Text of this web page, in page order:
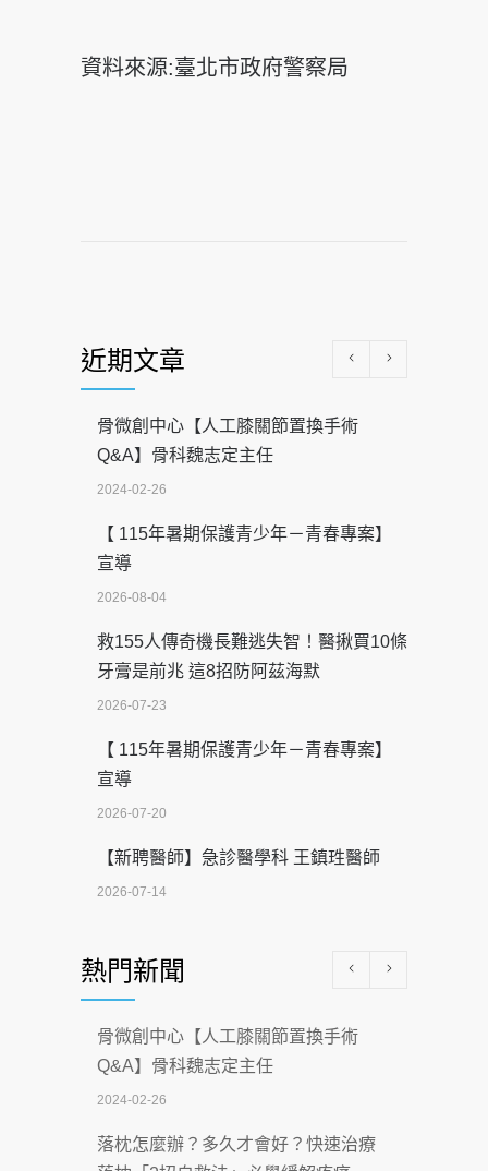
資料來源:臺北市政府警察局
近期文章
骨微創中心【人工膝關節置換手術
Q&A】骨科魏志定主任
2024-02-26
【 115年暑期保護青少年－青春專案】
宣導
2026-08-04
救155人傳奇機長難逃失智！醫揪買10條
牙膏是前兆 這8招防阿茲海默
2026-07-23
【 115年暑期保護青少年－青春專案】
宣導
2026-07-20
【新聘醫師】急診醫學科 王鎮珄醫師
2026-07-14
科能量
2026-07-08
沒菸酒也瀕臨洗腎？65歲男靠「這習
慣」逆轉腎功能 醫揭3招救命
2026-07-08
體溫飆破41度！醫連收兩例中暑病例：
熱門新聞
骨微創中心【人工膝關節置換手術
Q&A】骨科魏志定主任
2024-02-26
落枕怎麼辦？多久才會好？快速治療